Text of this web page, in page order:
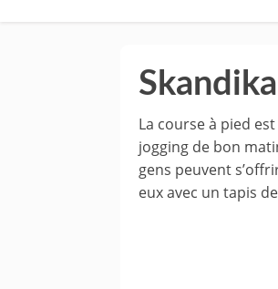
La course à pied
jogging de bon
gens peuvent
eux avec un tapis